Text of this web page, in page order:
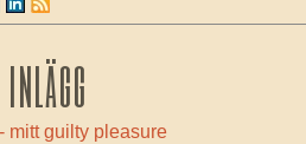
mitt guilty pleasure